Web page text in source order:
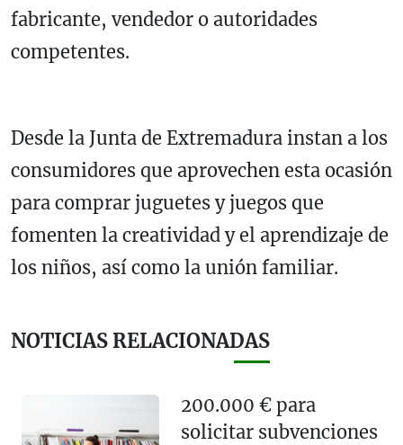
fabricante, vendedor o autoridades
competentes.
Desde la Junta de Extremadura instan a los
consumidores que aprovechen esta ocasión
para comprar juguetes y juegos que
fomenten la creatividad y el aprendizaje de
los niños, así como la unión familiar.
NOTICIAS RELACIONADAS
200.000 € para
solicitar subvenciones